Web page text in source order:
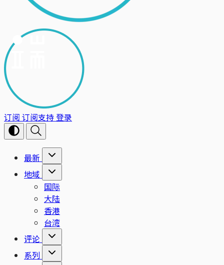
订阅 订阅支持登录
最新
地域
国际
大陆
香港
台湾
评论
系列